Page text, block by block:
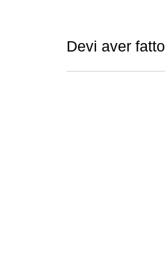
Devi aver fatto